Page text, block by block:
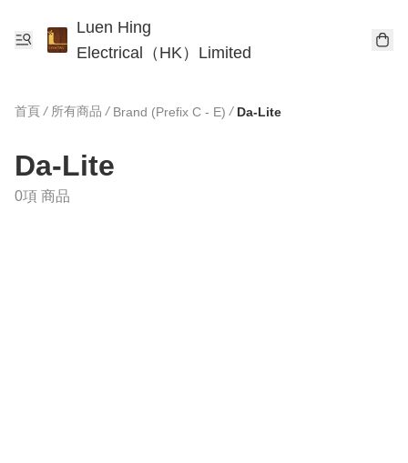
Luen Hing
Electrical（HK）Limited
首頁 / 所有商品 / Brand (Prefix C - E) / Da-Lite
Da-Lite
0項 商品